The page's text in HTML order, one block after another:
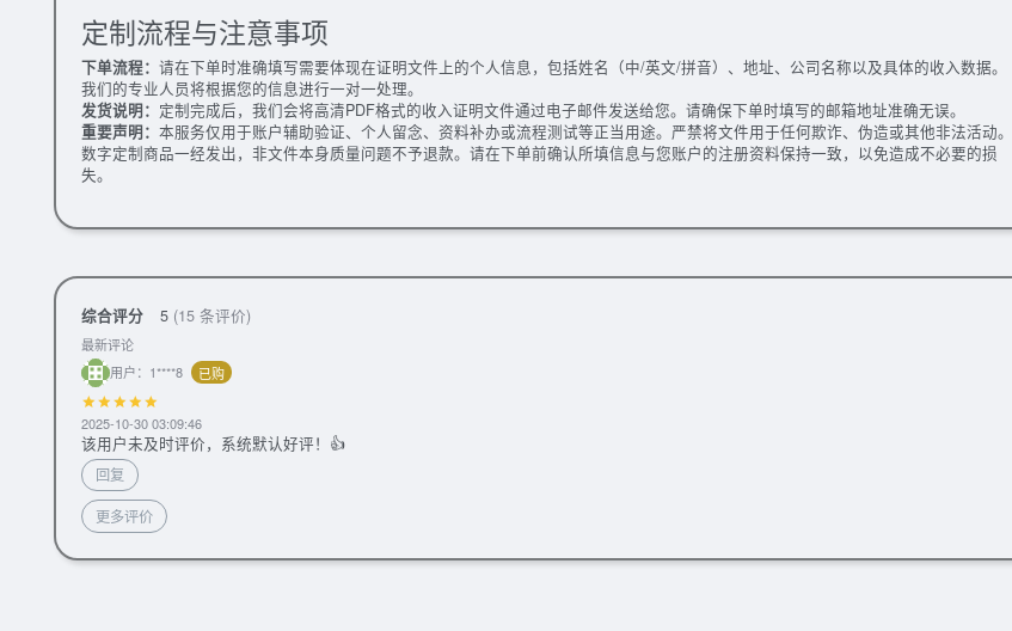
定制流程与注意事项
下单流程： 请在下单时准确填写需要体现在证明文件上的个人信息，包括姓名（中/英文/拼音）、地址、公司名称以及具体的收入数据。
我们的专业人员将根据您的信息进行一对一处理。
发货说明： 定制完成后，我们会将高清PDF格式的收入证明文件通过电子邮件发送给您。请确保下单时填写的邮箱地址准确无误。
重要声明： 本服务仅用于账户辅助验证、个人留念、资料补办或流程测试等正当用途。严禁将文件用于任何欺诈、伪造或其他非法活动。
数字定制商品一经发出，非文件本身质量问题不予退款。请在下单前确认所填信息与您账户的注册资料保持一致，以免造成不必要的损
失。
综合评分 5 (15 条评价)
最新评论
用户：1****8
已购
2025-10-30 03:09:46
该用户未及时评价，系统默认好评！👍
回复
更多评价